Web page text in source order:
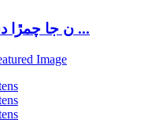
عورتون ر leatherن جا چمڙا دستانا ...